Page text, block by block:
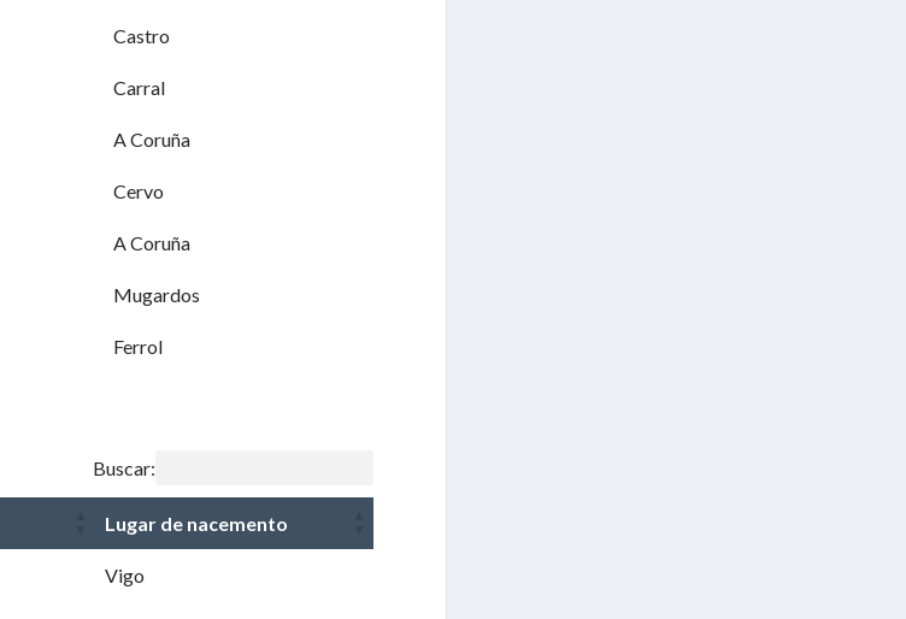
Castro
Carral
A Coruña
Cervo
A Coruña
Mugardos
Ferrol
Buscar:
Lugar de nacemento
Vigo